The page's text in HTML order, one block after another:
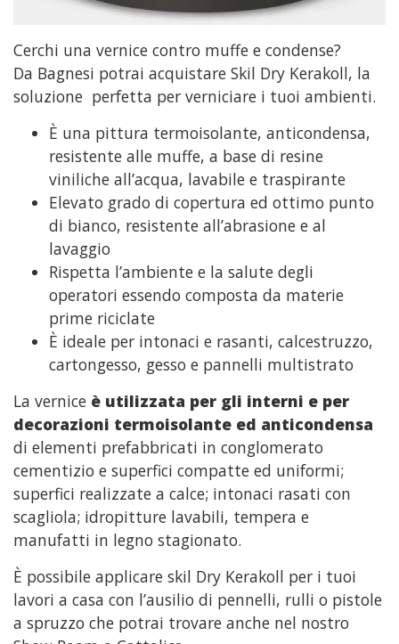
Cerchi una vernice contro muffe e condense?
Da Bagnesi potrai acquistare Skil Dry Kerakoll, la
soluzione perfetta per verniciare i tuoi ambienti.
È una pittura termoisolante, anticondensa,
resistente alle muffe, a base di resine
viniliche all’acqua, lavabile e traspirante
Elevato grado di copertura ed ottimo punto
di bianco, resistente all’abrasione e al
lavaggio
Rispetta l’ambiente e la salute degli
operatori essendo composta da materie
prime riciclate
È ideale per intonaci e rasanti, calcestruzzo,
cartongesso, gesso e pannelli multistrato
La vernice è utilizzata per gli interni e per
decorazioni termoisolante ed anticondensa
di elementi prefabbricati in conglomerato
cementizio e superfici compatte ed uniformi;
superfici realizzate a calce; intonaci rasati con
scagliola; idropitture lavabili, tempera e
manufatti in legno stagionato.
È possibile applicare skil Dry Kerakoll per i tuoi
lavori a casa con l’ausilio di pennelli, rulli o pistole
a spruzzo che potrai trovare anche nel nostro